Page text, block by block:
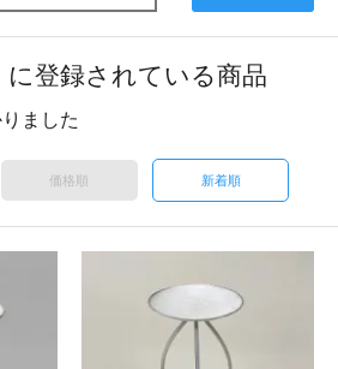
に登録されている商品
ました
価格順 新着順